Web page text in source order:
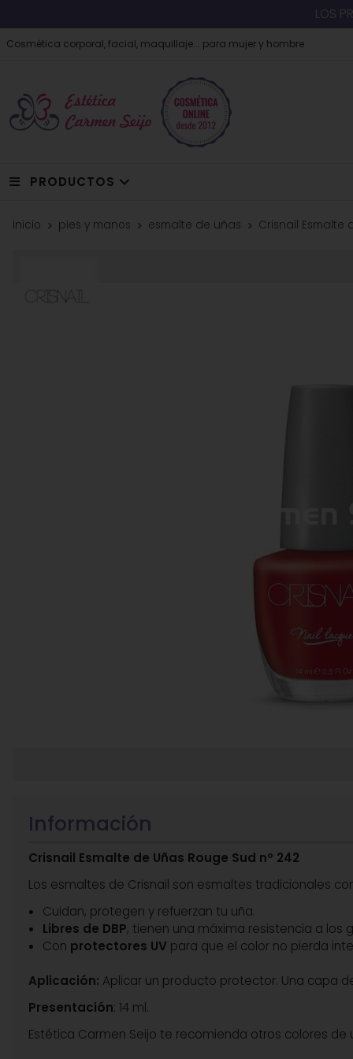
LOS
Cosmética corporal, facial, maquillaje... para mujer y hombre
PRODUCTOS
inicio pies y manos esmalte de uñas Crisnail Esmalte
Información
Crisnail Esmalte de Uñas Rouge Sud nº 242
Los esmaltes de Crisnail son esmaltes tradicionales
Cuidan, protegen y refuerzan tu uña.
Libres de DBP, tienen una máxima resistencia a los
Con protectores UV para que el color no pierda
Aplicación: Aplicar un producto protector. Una capa
Presentación: 14 ml.
Estética Carmen Seijo te recomienda otros colores de